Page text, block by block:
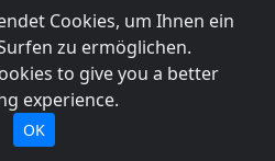
Cookies, um Ihnen ein
zu ermöglichen.
to give you a better
experience.
OK